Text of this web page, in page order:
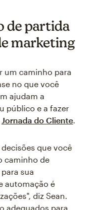
de partida
marketing
um caminho para
no que você
ajudam a
público e a fazer
Jornada do Cliente.
que você
caminho de
sua
automação é
diz Sean.
adequados para